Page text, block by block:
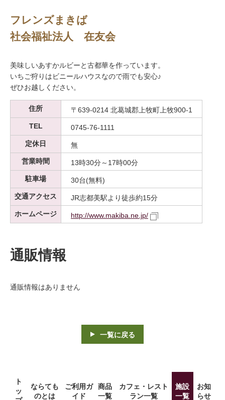
フレンズまきば
社会福祉法人 在友会
美味しいあすかルビーと古都華を作っています。
いちご狩りはビニールハウスなので雨でも安心♪
ぜひお越しください。
住所
〒639-0214 北葛城郡上牧町上牧900-1
TEL
0745-76-1111
定休日
無
営業時間
13時30分～17時00分
駐車場
30台(無料)
交通アクセス
JR志都美駅より徒歩約15分
ホームページ
http://www.makiba.ne.jp/
通販情報
通販情報はありません
一覧に戻る
ト
ッ
ならても
のとは
ご利用ガ
イド
商品
一覧
カフェ・レスト
ラン一覧
施設
一覧
お知
らせ